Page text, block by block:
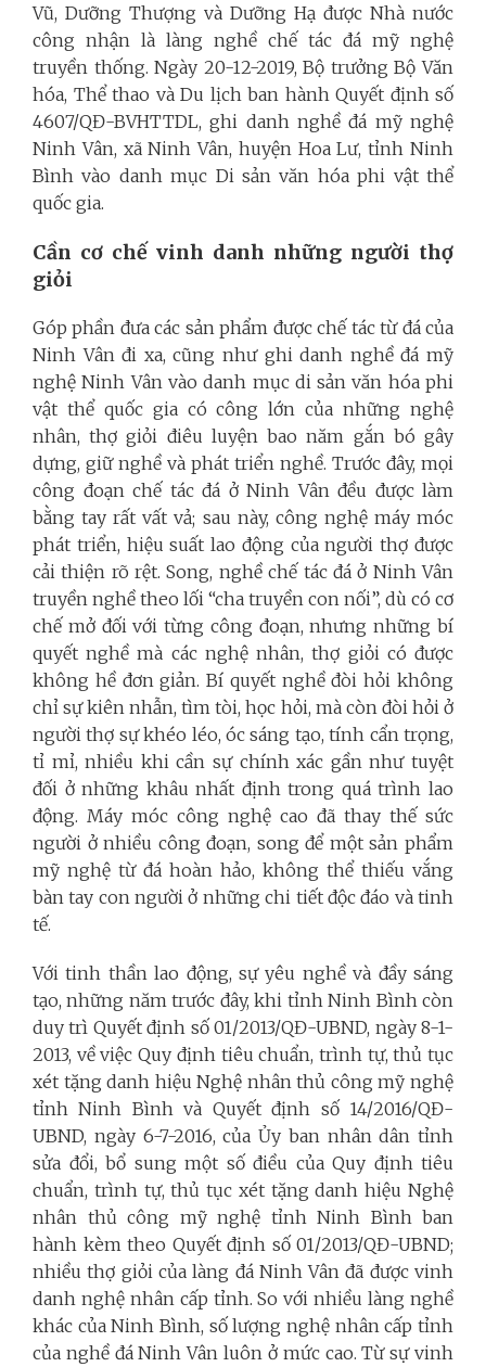
Vũ, Dưỡng Thượng và Dưỡng Hạ được Nhà nước
công nhận là làng nghề chế tác đá mỹ nghệ
truyền thống. Ngày 20-12-2019, Bộ trưởng Bộ Văn
hóa, Thể thao và Du lịch ban hành Quyết định số
4607/QĐ-BVHTTDL, ghi danh nghề đá mỹ nghệ
Ninh Vân, xã Ninh Vân, huyện Hoa Lư, tỉnh Ninh
Bình vào danh mục Di sản văn hóa phi vật thể
quốc gia.
Cần cơ chế vinh danh những người thợ
giỏi
Góp phần đưa các sản phẩm được chế tác từ đá của
Ninh Vân đi xa, cũng như ghi danh nghề đá mỹ
nghệ Ninh Vân vào danh mục di sản văn hóa phi
vật thể quốc gia có công lớn của những nghệ
nhân, thợ giỏi điêu luyện bao năm gắn bó gây
dựng, giữ nghề và phát triển nghề. Trước đây, mọi
công đoạn chế tác đá ở Ninh Vân đều được làm
bằng tay rất vất vả; sau này, công nghệ máy móc
phát triển, hiệu suất lao động của người thợ được
cải thiện rõ rệt. Song, nghề chế tác đá ở Ninh Vân
truyền nghề theo lối “cha truyền con nối”, dù có cơ
chế mở đối với từng công đoạn, nhưng những bí
quyết nghề mà các nghệ nhân, thợ giỏi có được
không hề đơn giản. Bí quyết nghề đòi hỏi không
chỉ sự kiên nhẫn, tìm tòi, học hỏi, mà còn đòi hỏi ở
người thợ sự khéo léo, óc sáng tạo, tính cẩn trọng,
tỉ mỉ, nhiều khi cần sự chính xác gần như tuyệt
đối ở những khâu nhất định trong quá trình lao
động. Máy móc công nghệ cao đã thay thế sức
người ở nhiều công đoạn, song để một sản phẩm
mỹ nghệ từ đá hoàn hảo, không thể thiếu vắng
bàn tay con người ở những chi tiết độc đáo và tinh
tế.
Với tinh thần lao động, sự yêu nghề và đầy sáng
tạo, những năm trước đây, khi tỉnh Ninh Bình còn
duy trì Quyết định số 01/2013/QĐ-UBND, ngày 8-1-
2013, về việc Quy định tiêu chuẩn, trình tự, thủ tục
xét tặng danh hiệu Nghệ nhân thủ công mỹ nghệ
tỉnh Ninh Bình và Quyết định số 14/2016/QĐ-
UBND, ngày 6-7-2016, của Ủy ban nhân dân tỉnh
sửa đổi, bổ sung một số điều của Quy định tiêu
chuẩn, trình tự, thủ tục xét tặng danh hiệu Nghệ
nhân thủ công mỹ nghệ tỉnh Ninh Bình ban
hành kèm theo Quyết định số 01/2013/QĐ-UBND;
nhiều thợ giỏi của làng đá Ninh Vân đã được vinh
danh nghệ nhân cấp tỉnh. So với nhiều làng nghề
khác của Ninh Bình, số lượng nghệ nhân cấp tỉnh
của nghề đá Ninh Vân luôn ở mức cao. Từ sự vinh